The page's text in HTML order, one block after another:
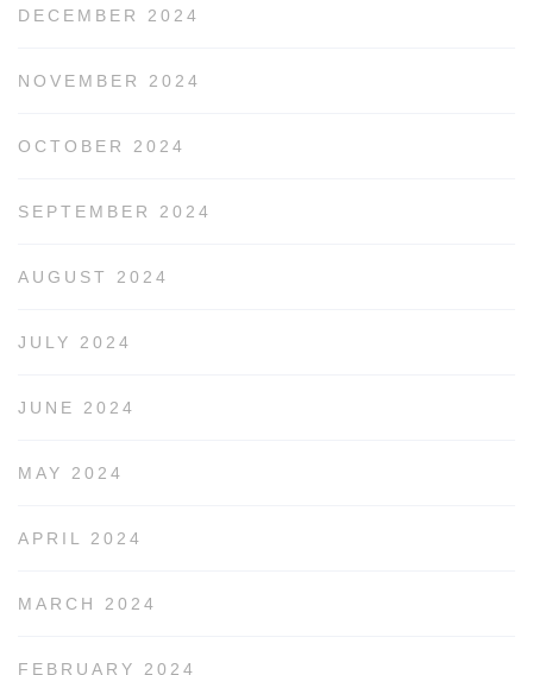
DECEMBER 2024
NOVEMBER 2024
OCTOBER 2024
SEPTEMBER 2024
AUGUST 2024
JULY 2024
JUNE 2024
MAY 2024
APRIL 2024
MARCH 2024
FEBRUARY 2024